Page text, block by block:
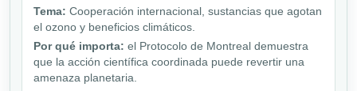
Tema: Cooperación internacional, sustancias que agotan
el ozono y beneficios climáticos.
Por qué importa: el Protocolo de Montreal demuestra
que la acción científica coordinada puede revertir una
amenaza planetaria.